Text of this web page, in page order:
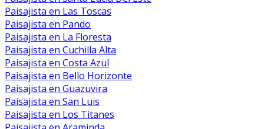
Paisajista en Las Toscas
Paisajista en Pando
Paisajista en La Floresta
Paisajista en Cuchilla Alta
Paisajista en Costa Azul
Paisajista en Bello Horizonte
Paisajista en Guazuvira
Paisajista en San Luis
Paisajista en Los Titanes